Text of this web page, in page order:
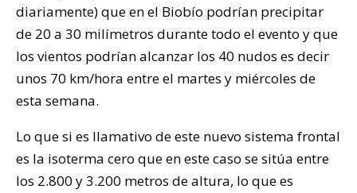
diariamente) que en el Biobío podrían precipitar
de 20 a 30 milímetros durante todo el evento y que
los vientos podrían alcanzar los 40 nudos es decir
unos 70 km/hora entre el martes y miércoles de
esta semana.
Lo que si es llamativo de este nuevo sistema frontal
es la isoterma cero que en este caso se sitúa entre
los 2.800 y 3.200 metros de altura, lo que es